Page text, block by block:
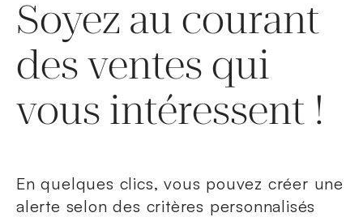
Soyez au courant
des ventes qui
vous intéressent !
En quelques clics, vous pouvez créer une
alerte selon des critères personnalisés